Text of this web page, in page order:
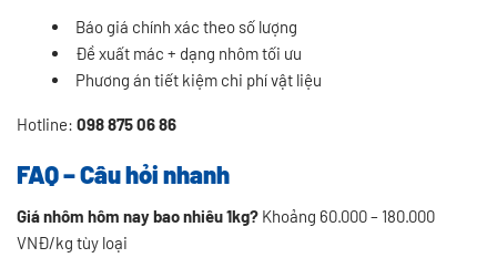
Báo giá chính xác theo số lượng
Đề xuất mác + dạng nhôm tối ưu
Phương án tiết kiệm chi phí vật liệu
Hotline: 098 875 06 86
FAQ – Câu hỏi nhanh
Giá nhôm hôm nay bao nhiêu 1kg? Khoảng 60.000 – 180.000
VNĐ/kg tùy loại